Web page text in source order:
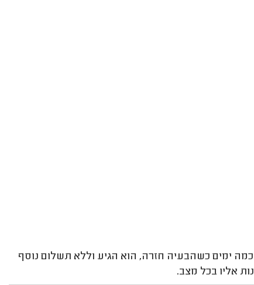
ימים כשהבעיה חזרה, הוא הגיע וללא תשלום נוסף
אליו בכל מצב.